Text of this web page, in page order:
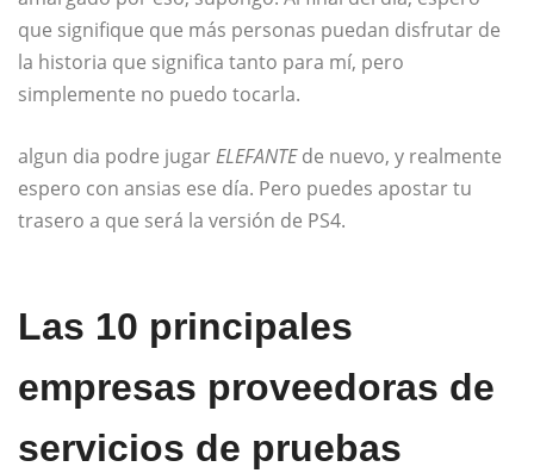
que signifique que más personas puedan disfrutar de
la historia que significa tanto para mí, pero
simplemente no puedo tocarla.
algun dia podre jugarELEFANTEde nuevo, y realmente
espero con ansias ese día. Pero puedes apostar tu
trasero a que será la versión de PS4.
Las 10 principales
empresas proveedoras de
servicios de pruebas